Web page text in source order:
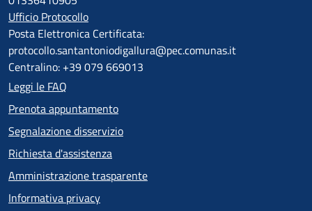
Ufficio Protocollo
Posta Elettronica Certificata:
protocollo.santantoniodigallura@pec.comunas.it
Centralino: +39 079 669013
Leggi le FAQ
Prenota appuntamento
Segnalazione disservizio
Richiesta d'assistenza
Amministrazione trasparente
Informativa privacy